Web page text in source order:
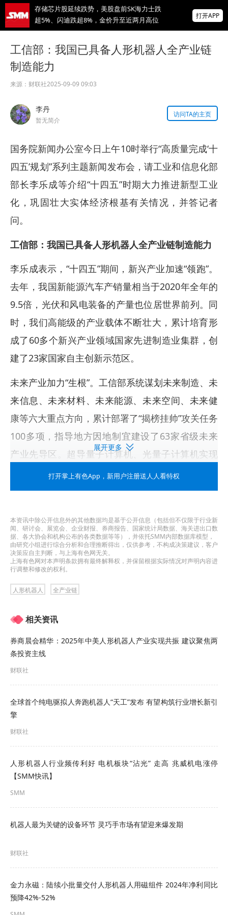
存储芯片股延续跌势，美股盘前SK海力士跌
超5%、闪迪跌超8%，金价升至近两月高位
元
掌上有色
为有色行业打造的神器
锗业、中钨高新领涨【SMM快讯】
打开APP
工信部：我国已具备人形机器人全产业链
制造能力
来源： 财联社2025-09-09 09:03
李丹
暂无简介
访问TA的主页
国务院新闻办公室今日上午10时举行“高质量完成‘十
四五’规划”系列主题新闻发布会，请工业和信息化部
部长李乐成等介绍“十四五”时期大力推进新型工业
化，巩固壮大实体经济根基有关情况，并答记者
问。
工信部：我国已具备人形机器人全产业链制造能力
李乐成表示，“十四五”期间，新兴产业加速“领跑”。
去年，我国新能源汽车产销量相当于2020年全年的
9.5倍，光伏和风电装备的产量也位居世界前列。同
时，我们高能级的产业载体不断壮大，累计培育形
成了60多个新兴产业领域国家先进制造业集群，创
建了23家国家自主创新示范区。
未来产业加力“生根”。工信部系统谋划未来制造、未
来信息、未来材料、未来能源、未来空间、未来健
康等六大重点方向，累计部署了“揭榜挂帅”攻关任务
100多项，指导地方因地制宜建设了63家省级未来
产业先导区。超导量子计算机、光量子计算机实现
了量子优越性验证，激光制造技术整体水平进入到
国际第一梯队，人形机器人具备从关键芯片、部组
疗领域向教育、工业等领域拓展，生物制造技术在
医药健康、日化美妆、绿色能源等行业广泛应用。
“下一步，我们将加快构建以先进制造业为骨干的现
代化产业体系，深入推进工业技术改造和设备更
产业升级向“新”布局、稳健发展。”他说。
工信部：将研究出台人工智能+制造专项行动实施方
下一步，工信部将推动人工智能产业高质量发展，
加快高水平赋能新型工业化，研究出台人工智能+制
型路线，发布实施制造业企业人工智能应用指南。
工信部：我国制造业总体规模连续15年保持全球第
据介绍，2020—2024年，我国全部工业增加值从
造业增加值增量预计将达到8万亿元，对全球制造业
增长贡献率超过30%。制造业增加值占全球比重接
展开更多
打开掌上有色App ，新用户注册送人人看特权
本资讯中除公开信息外的其他数据均是基于公开信息（包括但不仅限于行业新
闻、研讨会、展览会、企业财报、券商报告、国家统计局数据、海关进出口数
据、各大协会和机构公布的各类数据等等），并依托SMM内部数据库模型，
由研究小组进行综合分析和合理推断得出，仅供参考，不构成决策建议，客户
决策应自主判断，与上海有色网无关。
上海有色网对本声明条款拥有最终解释权，并保留根据实际情况对声明内容进
行调整和修改的权利。
人形机器人 全产业链
相关资讯
券商晨会精华：2025年中美人形机器人产业实现共振 建议聚焦两
条投资主线
财联社
全球首个纯电驱拟人奔跑机器人“天工”发布 有望构筑行业增长新引
擎
财联社
人形机器人行业频传利好 电机板块“沾光” 走高 兆威机电涨停
【SMM快讯】
SMM
机器人最为关键的设备环节 灵巧手市场有望迎来爆发期
财联社
金力永磁：陆续小批量交付人形机器人用磁组件 2024年净利同比
预降42%-52%